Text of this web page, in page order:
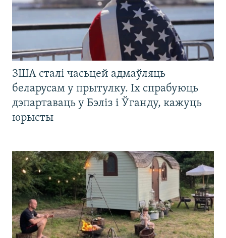
ЗША сталі часьцей адмаўляць
беларусам у прытулку. Іх спрабуюць
дэпартаваць у Бэліз і Ўганду, кажуць
юрысты